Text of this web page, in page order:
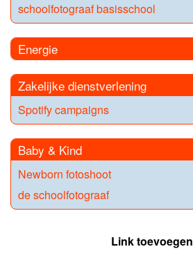
schoolfotograaf basisschool
Energie
Zakelijke dienstverlening
Spotify campaigns
Baby & Kind
Newborn fotoshoot
de schoolfotograaf
Link toevoegen